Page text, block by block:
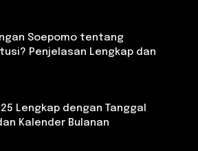
Soepomo tentang
Penjelasan Lengkap dan
Lengkap dengan Tanggal
Kalender Bulanan